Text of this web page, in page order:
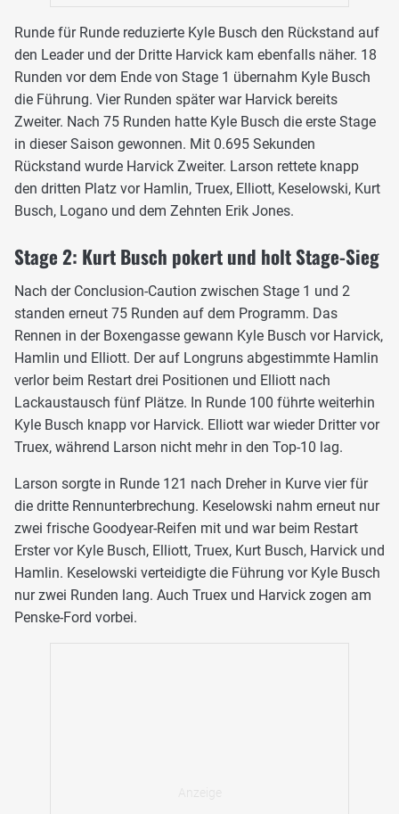
Runde für Runde reduzierte Kyle Busch den Rückstand auf
den Leader und der Dritte Harvick kam ebenfalls näher. 18
Runden vor dem Ende von Stage 1 übernahm Kyle Busch
die Führung. Vier Runden später war Harvick bereits
Zweiter. Nach 75 Runden hatte Kyle Busch die erste Stage
in dieser Saison gewonnen. Mit 0.695 Sekunden
Rückstand wurde Harvick Zweiter. Larson rettete knapp
den dritten Platz vor Hamlin, Truex, Elliott, Keselowski, Kurt
Busch, Logano und dem Zehnten Erik Jones.
Stage 2: Kurt Busch pokert und holt Stage-Sieg
Nach der Conclusion-Caution zwischen Stage 1 und 2
standen erneut 75 Runden auf dem Programm. Das
Rennen in der Boxengasse gewann Kyle Busch vor Harvick,
Hamlin und Elliott. Der auf Longruns abgestimmte Hamlin
verlor beim Restart drei Positionen und Elliott nach
Lackaustausch fünf Plätze. In Runde 100 führte weiterhin
Kyle Busch knapp vor Harvick. Elliott war wieder Dritter vor
Truex, während Larson nicht mehr in den Top-10 lag.
Larson sorgte in Runde 121 nach Dreher in Kurve vier für
die dritte Rennunterbrechung. Keselowski nahm erneut nur
zwei frische Goodyear-Reifen mit und war beim Restart
Erster vor Kyle Busch, Elliott, Truex, Kurt Busch, Harvick und
Hamlin. Keselowski verteidigte die Führung vor Kyle Busch
nur zwei Runden lang. Auch Truex und Harvick zogen am
Penske-Ford vorbei.